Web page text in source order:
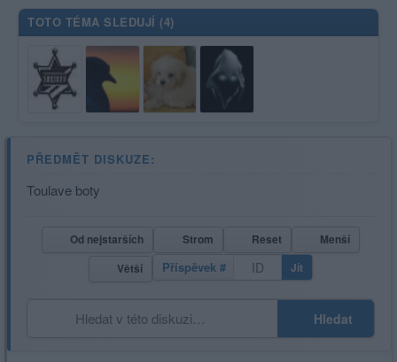
TOTO TÉMA SLEDUJÍ (4)
PŘEDMĚT DISKUZE:
Toulave boty
Od nejstarších Strom Reset
Menší
Větší
Příspěvek # Jít
Hledat